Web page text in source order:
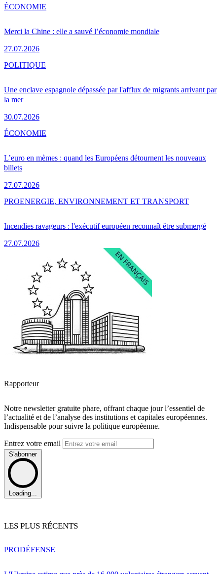
Merci la Chine : elle a sauvé l’économie mondiale
27.07.2026
ÉCONOMIE
Une enclave espagnole dépassée par l'afflux de migrants arrivant par
la mer
30.07.2026
POLITIQUE
L’euro en mèmes : quand les Européens détournent les nouveaux
billets
27.07.2026
ÉCONOMIE
Incendies ravageurs : l'exécutif européen reconnaît être submergé
27.07.2026
PROENERGIE, ENVIRONNEMENT ET TRANSPORT
Rapporteur
Notre newsletter gratuite phare, offrant chaque jour l’essentiel de
l’actualité et de l’analyse des institutions et capitales européennes.
Indispensable pour suivre la politique européenne.
Entrez votre email
S'abonner
Loading...
LES PLUS RÉCENTS
PRODÉFENSE